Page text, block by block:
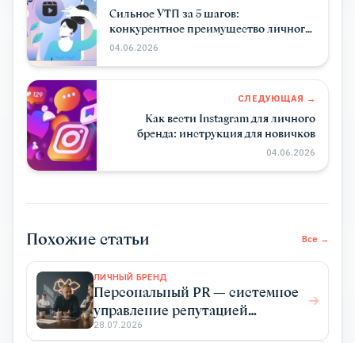
Сильное УТП за 5 шагов:
конкурентное преимущество личного
бренда
04.06.2026
СЛЕДУЮЩАЯ →
Как вести Instagram для личного
бренда: инструкция для новичков
04.06.2026
Похожие статьи Все →
ЛИЧНЫЙ БРЕНД
Персональный PR — системное
управление репутацией
эксперта для роста дохода
28.07.2026